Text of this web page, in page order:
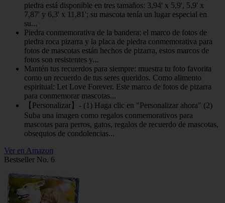
piedra está disponible en tres tamaños: 3,94' x 5,9', 5,9' x
7,87' y 6,3' x 11,81'; su mascota tenía un lugar especial en
su...
Piedra conmemorativa de la bandera: el marco de fotos de
piedra roca pizarra y la placa de piedra conmemorativa para
fotos de mascotas están hechos de pizarra, estos marcos de
fotos son resistentes y...
Mantén tus recuerdos para siempre: muestra tu foto favorita
como un recuerdo de tus seres queridos. Como alimento
espiritual: Let Love Forever. Este marco de fotos de pizarra
para conmemorar mascotas...
【Personalizar】- (1) Haga clic en "Personalizar ahora" (2)
Suba una imagen como regalos conmemorativos para
mascotas para perros, gatos, regalos de recuerdo de mascotas,
obsequios de condolencias...
Ver en Amazon
Bestseller No. 6